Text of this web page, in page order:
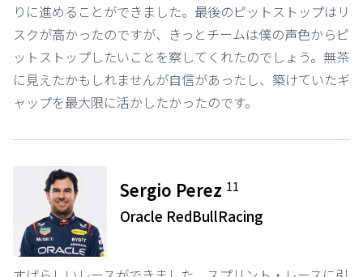
りに進めることができました。最後のピットストップはリ
スクが高かったのですが、きっとチームは僕の声色からピ
ットストップしたいことを察してくれたのでしょう。無茶
に見えたかもしれませんが自信があったし、築けていたギ
ャップを最大限に活かしたかったのです。
Sergio Perez 11
Oracle RedBullRacing